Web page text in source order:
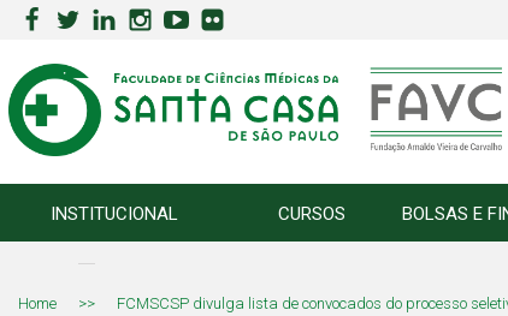
INSTITUCIONAL CURSOS BOLSAS E
Home >> FCMSCSP divulga lista de convocados do processo